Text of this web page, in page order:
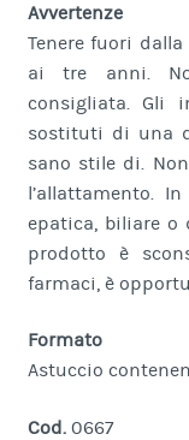
Avvertenze
Tenere fuori
ai tre anni.
consigliata. Gli
sostituti di una
sano stile di.
l’allattamento.
epatica, biliare o
prodotto è
farmaci, è
Formato
Astuccio
Cod.0667